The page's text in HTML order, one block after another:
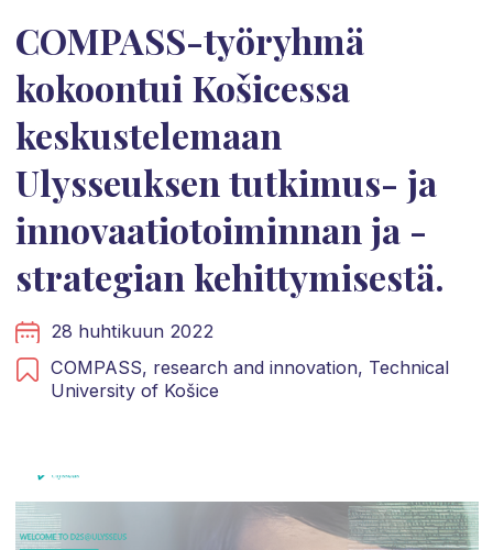
COMPASS-työryhmä
kokoontui Košicessa
keskustelemaan
Ulysseuksen tutkimus- ja
innovaatiotoiminnan ja -
strategian kehittymisestä.
28 huhtikuun 2022
COMPASS, research and innovation, Technical
University of Košice